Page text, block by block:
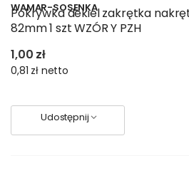
WAMAR-SOSENKA
Pokrywka dekiel zakrętka
82mm 1 szt WZÓR Y PZH
1,00 zł
0,81 zł netto
Udostępnij